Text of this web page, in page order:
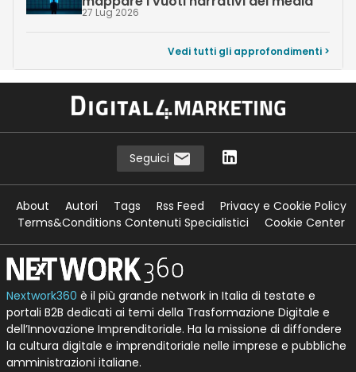
27 Lug 2026
Vedi tutti gli approfondimenti >
Seguici
About Autori Tags Rss Feed
Privacy e Cookie Policy
Terms&Conditions Contenuti Specialistici
Cookie Center
Nextwork360 è il più grande network in Italia di testate e
portali B2B dedicati ai temi della Trasformazione Digitale e
dell’Innovazione Imprenditoriale. Ha la missione di diffondere
la cultura digitale e imprenditoriale nelle imprese e pubbliche
amministrazioni italiane.